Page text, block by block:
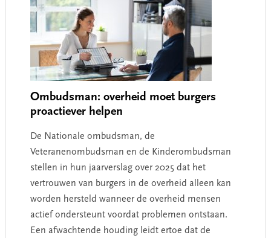
Ombudsman: overheid moet burgers
proactiever helpen
De Nationale ombudsman, de
Veteranenombudsman en de Kinderombudsman
stellen in hun jaarverslag over 2025 dat het
vertrouwen van burgers in de overheid alleen kan
worden hersteld wanneer de overheid mensen
actief ondersteunt voordat problemen ontstaan.
Een afwachtende houding leidt ertoe dat de